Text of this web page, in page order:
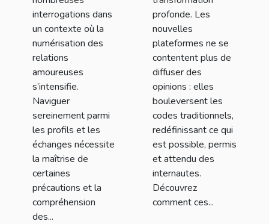
interrogations dans
un contexte où la
numérisation des
relations
amoureuses
s’intensifie.
Naviguer
sereinement parmi
les profils et les
échanges nécessite
la maîtrise de
certaines
précautions et la
compréhension
des...
profonde. Les
nouvelles
plateformes ne se
contentent plus de
diffuser des
opinions : elles
bouleversent les
codes traditionnels,
redéfinissant ce qui
est possible, permis
et attendu des
internautes.
Découvrez
comment ces...